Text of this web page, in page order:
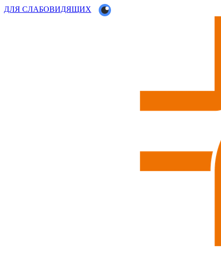
ДЛЯ СЛАБОВИДЯЩИХ